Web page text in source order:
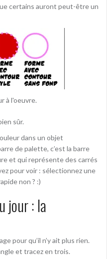
certains auront peut-être un
à l'oeuvre.
sûr.
dans un objet
de palette, c’est la barre
et qui représente des carrés
pour voir : sélectionnez une
non ? :)
jour : la
pour qu’il n’y ait plus rien.
et tracez en trois.